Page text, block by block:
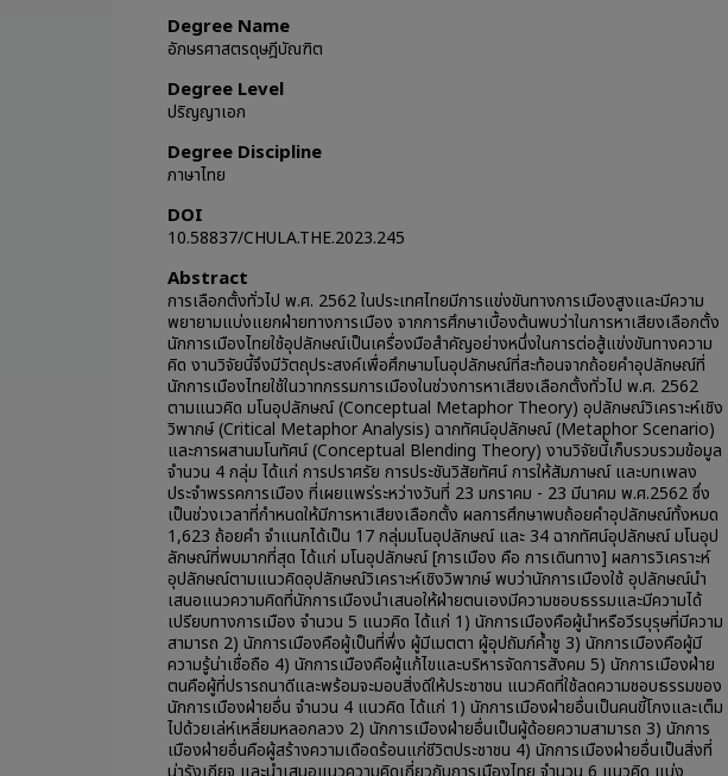
Degree Name
อักษรศาสตรดุษฎีบัณฑิต
Degree Level
ปริญญาเอก
Degree Discipline
ภาษาไทย
DOI
10.58837/CHULA.THE.2023.245
Abstract
การเลือกตั้งทั่วไป พ.ศ. 2562 ในประเทศไทยมีการแข่งขันทางการเมืองสูงและมีความ
พยายามแบ่งแยกฝ่ายทางการเมือง จากการศึกษาเบื้องต้นพบว่าในการหาเสียงเลือกตั้ง
นักการเมืองไทยใช้อุปลักษณ์เป็นเครื่องมือสำคัญอย่างหนึ่งในการต่อสู้แข่งขันทางความ
คิด งานวิจัยนี้จึงมีวัตถุประสงค์เพื่อศึกษามโนอุปลักษณ์ที่สะท้อนจากถ้อยคำอุปลักษณ์ที่
นักการเมืองไทยใช้ในวาทกรรมการเมืองในช่วงการหาเสียงเลือกตั้งทั่วไป พ.ศ. 2562
ตามแนวคิด มโนอุปลักษณ์ (Conceptual Metaphor Theory) อุปลักษณ์วิเคราะห์เชิง
วิพากษ์ (Critical Metaphor Analysis) ฉากทัศน์อุปลักษณ์ (Metaphor Scenario)
และการผสานมโนทัศน์ (Conceptual Blending Theory) งานวิจัยนี้เก็บรวบรวมข้อมูล
จำนวน 4 กลุ่ม ได้แก่ การปราศรัย การประชันวิสัยทัศน์ การให้สัมภาษณ์ และบทเพลง
ประจำพรรคการเมือง ที่เผยแพร่ระหว่างวันที่ 23 มกราคม - 23 มีนาคม พ.ศ.2562 ซึ่ง
เป็นช่วงเวลาที่กำหนดให้มีการหาเสียงเลือกตั้ง ผลการศึกษาพบถ้อยคําอุปลักษณ์ทั้งหมด
1,623 ถ้อยคํา จําแนกได้เป็น 17 กลุ่มมโนอุปลักษณ์ และ 34 ฉากทัศน์อุปลักษณ์ มโนอุป
ลักษณ์ที่พบมากที่สุด ได้แก่ มโนอุปลักษณ์ [การเมือง คือ การเดินทาง] ผลการวิเคราะห์
อุปลักษณ์ตามแนวคิดอุปลักษณ์วิเคราะห์เชิงวิพากษ์ พบว่านักการเมืองใช้ อุปลักษณ์นำ
เสนอแนวความคิดที่นักการเมืองนำเสนอให้ฝ่ายตนเองมีความชอบธรรมและมีความได้
เปรียบทางการเมือง จำนวน 5 แนวคิด ได้แก่ 1) นักการเมืองคือผู้นำหรือวีรบุรุษที่มีความ
สามารถ 2) นักการเมืองคือผู้เป็นที่พึ่ง ผู้มีเมตตา ผู้อุปถัมภ์ค้ำชู 3) นักการเมืองคือผู้มี
ความรู้น่าเชื่อถือ 4) นักการเมืองคือผู้แก้ไขและบริหารจัดการสังคม 5) นักการเมืองฝ่าย
ตนคือผู้ที่ปรารถนาดีและพร้อมจะมอบสิ่งดีให้ประชาชน แนวคิดที่ใช้ลดความชอบธรรมของ
นักการเมืองฝ่ายอื่น จำนวน 4 แนวคิด ได้แก่ 1) นักการเมืองฝ่ายอื่นเป็นคนขี้โกงและเต็ม
ไปด้วยเล่ห์เหลี่ยมหลอกลวง 2) นักการเมืองฝ่ายอื่นเป็นผู้ด้อยความสามารถ 3) นักการ
เมืองฝ่ายอื่นคือผู้สร้างความเดือดร้อนแก่ชีวิตประชาชน 4) นักการเมืองฝ่ายอื่นเป็นสิ่งที่